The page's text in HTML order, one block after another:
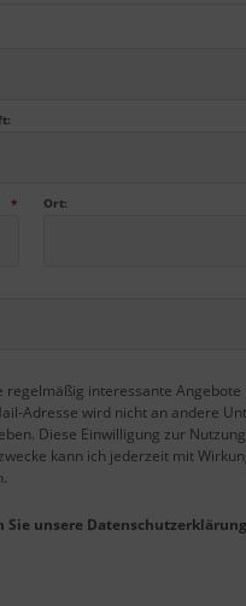
* Ort:
regelmäßig interessante
Adresse wird nicht an andere
Diese Einwilligung zur
kann ich jederzeit mit
Sie unsere